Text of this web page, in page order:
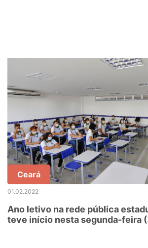
Ceará
01.02.2022
Ano letivo na rede pública
teve início nesta segunda-feira